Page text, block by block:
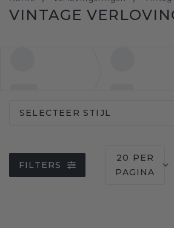
VINTAGE
SELECTEER STIJL
FILTERS
20 PER
PAGINA